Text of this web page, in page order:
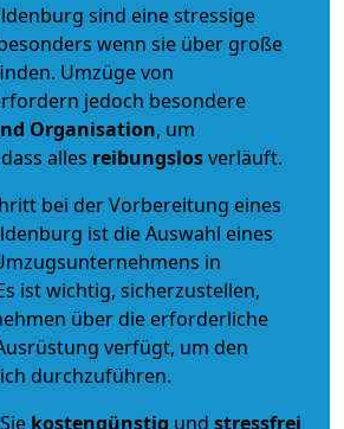
sind eine stressige
wenn sie über große
Umzüge von
jedoch besondere
Organisation, um
alles reibungslosverläuft.
bei der Vorbereitung eines
ist die Auswahl eines
in
ist wichtig, sicherzustellen,
über die erforderliche
verfügt, um den
durchzuführen.
kostengünstig und stressfrei